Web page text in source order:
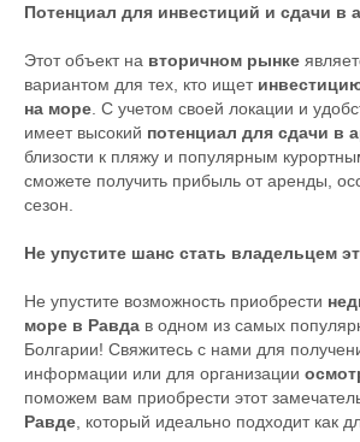
Потенциал для инвестиций и сдачи в
Этот объект на вторичном рынке
вариантом для тех, кто ищет
на море. С учетом своей локации и
имеет высокий потенциал для сдачи в
близости к пляжу и популярным
сможете получить прибыль от аренды,
сезон.
Не упустите шанс стать владельцем
Не упустите возможность приобрести
море в Равда в одном из самых
Болгарии! Свяжитесь с нами для
информации или для организации
поможем вам приобрести этот
Равде, который идеально подходит как